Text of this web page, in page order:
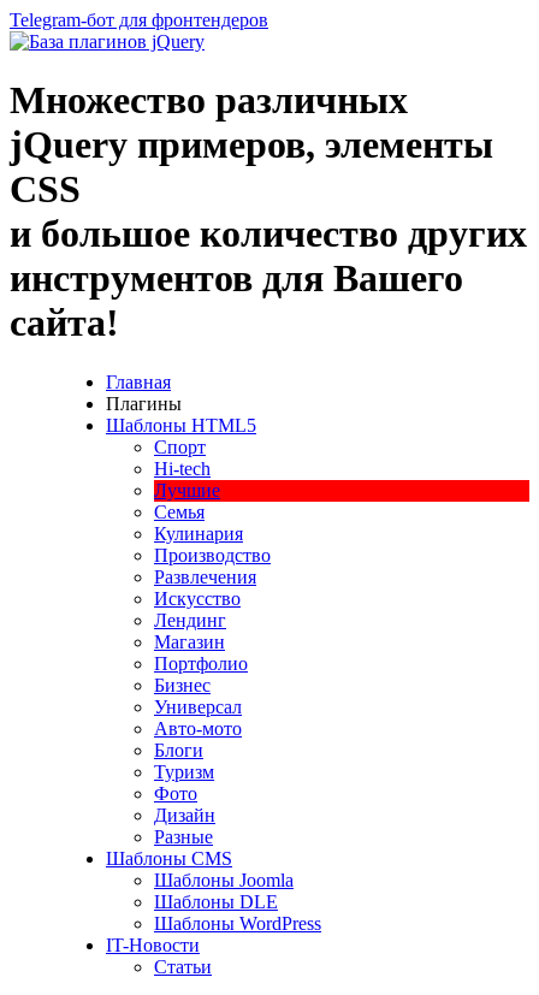
Telegram-бот для фронтендеров
Множество различных
jQuery примеров, элементы
CSS
и большое количество других
инструментов для Вашего
сайта!
Главная
Плагины
Шаблоны HTML5
Спорт
Hi-tech
Лучшие
Семья
Кулинария
Производство
Развлечения
Искусство
Лендинг
Магазин
Портфолио
Бизнес
Универсал
Авто-мото
Блоги
Туризм
Фото
Дизайн
Разные
Шаблоны CMS
Шаблоны Joomla
Шаблоны DLE
Шаблоны WordPress
IT-Новости
Статьи